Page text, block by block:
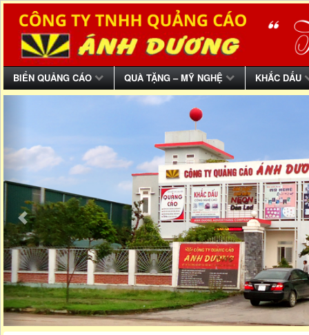
BIỂN QUẢNG CÁO QUÀ TẶNG – MỸ NGHỆ KHẮC DẤU